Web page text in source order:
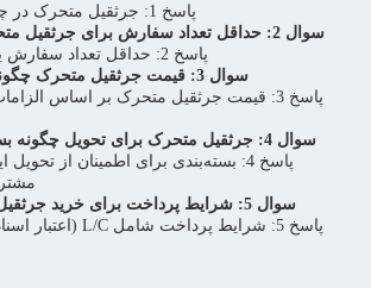
پاسخ 1: جرثقیل متحرک در چین تولید می‌شود.
سوال 2: حداقل تعداد سفارش برای جرثقیل متحرک چقدر است؟
پاسخ 2: حداقل تعداد سفارش یک جرثقیل است.
سوال 3: قیمت جرثقیل متحرک چگونه تعیین می‌شود؟
پاسخ 3: قیمت جرثقیل متحرک بر اساس
سوال 4: جرثقیل متحرک برای تحویل چگونه بسته‌بندی می‌شود؟
پاسخ 4: بسته‌بندی برای اطمینان از
سوال 5: شرایط پرداخت برای خرید جرثقیل متحرک چیست؟